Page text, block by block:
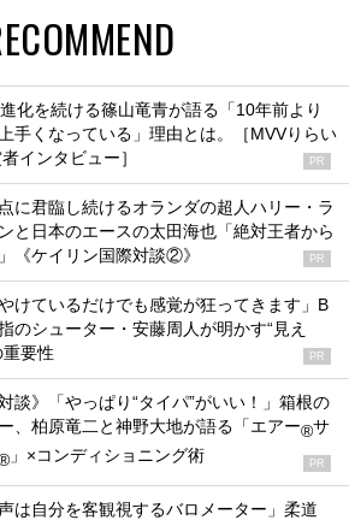
化を続ける篠山竜青が語る「10年前より
手くなっている」理由とは。［MVVりらい
インタビュー］
PR
に君臨し続けるオランダの超人ハリー・ラ
と日本のエースの太田海也「絶対王者から
《ケイリン国際対談②》
PR
やけているだけでも感覚が狂ってきます」B
のシューター・安藤周人が明かす“見え
重要性
PR
談》「やっぱり“タイパ”がいい！」箱根の
、柏原竜二と神野大地が語る「エアー®サ
」×コンディショニング術 PR
声は自分を客観視するバロメーター」柔道